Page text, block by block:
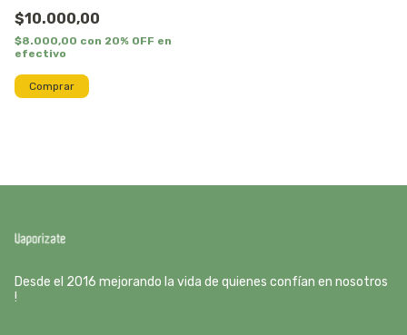
$10.000,00
$8.000,00 con 20% OFF en
efectivo
Comprar
Desde el 2016 mejorando la vida de quienes confían en nosotros
!